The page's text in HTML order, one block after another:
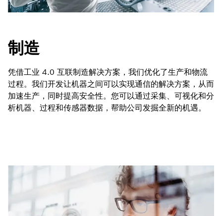
制造
凭借工业 4.0 互联制造解决方案，我们优化了生产和物流
过程。我们开发让机器之间可以实现通信的解决方案，从而
加速生产，同时提高安全性。您可以通过采集、可视化和分
析机器、过程和传感器数据，帮助公司发掘全新的机遇。